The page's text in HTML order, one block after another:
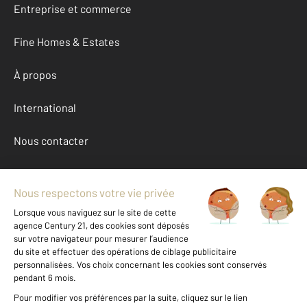
Entreprise et commerce
Fine Homes & Estates
À propos
International
Nous contacter
Mentions légales & CGU et Barèmes d'honoraires
Données personnelles
Gestionnaire des cookies
Achat appartement autour de MAISONS ALFORT (94700)